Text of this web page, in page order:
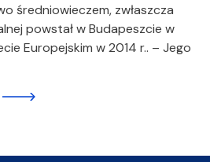
średniowieczem, zwłaszcza
powstał w Budapeszcie w
Europejskim w 2014 r.. – Jego